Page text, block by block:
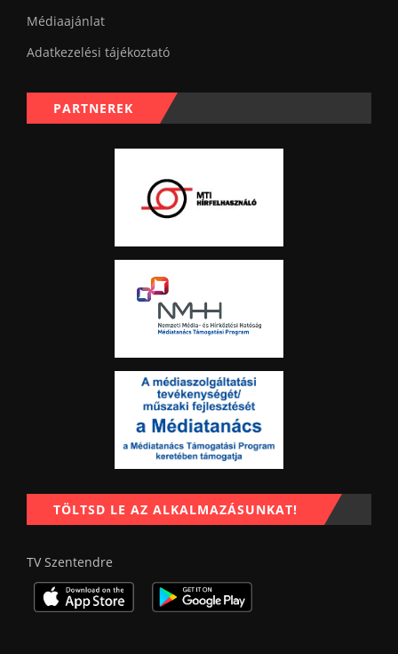
Médiaajánlat
Adatkezelési tájékoztató
PARTNEREK
TÖLTSD LE AZ ALKALMAZÁSUNKAT!
TV Szentendre